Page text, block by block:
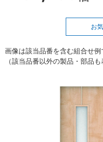
お
画像は該当品番を含む組合せ例
（該当品番以外の製品・部品